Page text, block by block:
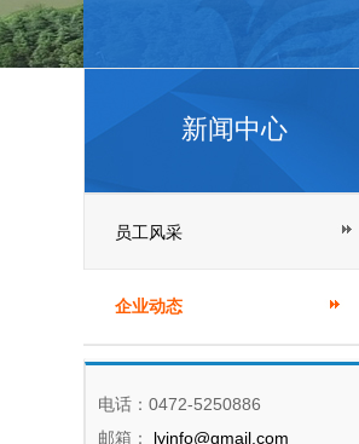
新闻中心
员工风采
企业动态
电话：0472-5250886
邮箱：
lyinfo@gmail.com